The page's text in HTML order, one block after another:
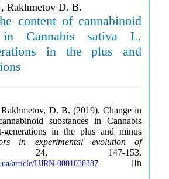
Rakhmetov D. B.
content of cannabinoid
in Cannabis sativa L.
in the plus and
D. B. (2019). Change in
substances in Cannabis
generations in the plus and minus
in experimental evolution of
147-153.
article/UJRN-0001038387 [In